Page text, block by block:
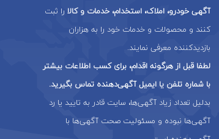
آگهی خودرو، املاک، استخدام، خدمات و کالا را ثبت
کنند و محصولات و خدمات خود را به هزاران
بازدیدکننده معرفی نمایند.
لطفا قبل از هرگونه اقدام، برای کسب اطلاعات بیشتر
با شماره تلفن یا ایمیل آگهی‌دهنده تماس بگیرید.
بدلیل تعداد زیاد آگهی‌ها، سایت قادر به تایید یا رد
آگهی‌ها نبوده و مسئولیت صحت آگهی‌ها با